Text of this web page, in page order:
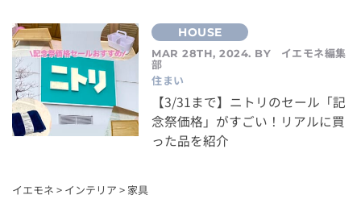
MAR 28TH, 2024. BY イエモネ編集
部
住まい
【3/31まで】ニトリのセール「記
念祭価格」がすごい！リアルに買
った品を紹介
イエモネ > インテリア > 家具